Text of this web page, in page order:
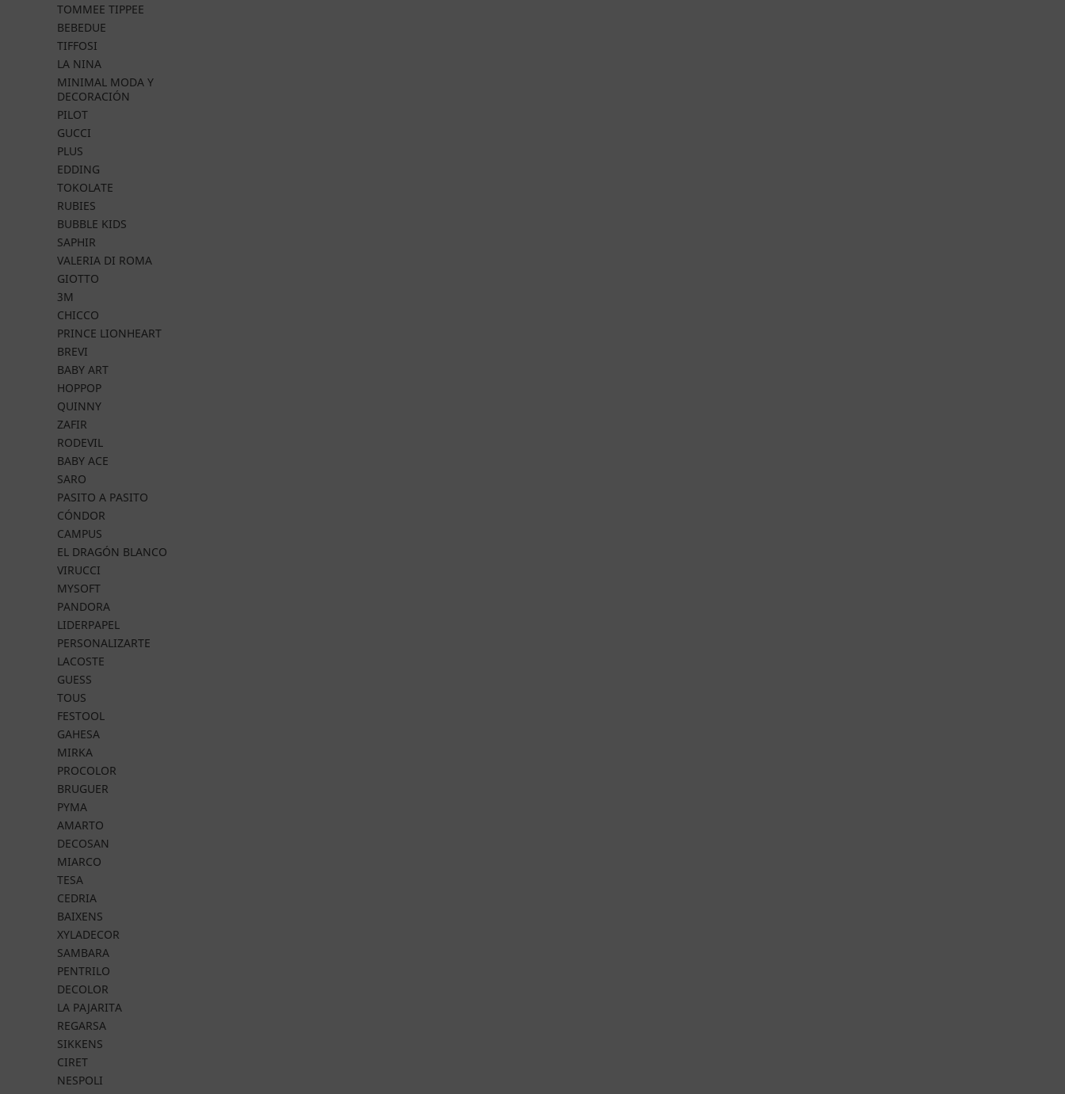
TOMMEE TIPPEE
BEBEDUE
TIFFOSI
LA NINA
MINIMAL MODA Y
DECORACIÓN
PILOT
GUCCI
PLUS
EDDING
TOKOLATE
RUBIES
BUBBLE KIDS
SAPHIR
VALERIA DI ROMA
GIOTTO
3M
CHICCO
PRINCE LIONHEART
BREVI
BABY ART
HOPPOP
QUINNY
ZAFIR
RODEVIL
BABY ACE
SARO
PASITO A PASITO
CÓNDOR
CAMPUS
EL DRAGÓN BLANCO
VIRUCCI
MYSOFT
PANDORA
LIDERPAPEL
PERSONALIZARTE
LACOSTE
GUESS
TOUS
FESTOOL
GAHESA
MIRKA
PROCOLOR
BRUGUER
PYMA
AMARTO
DECOSAN
MIARCO
TESA
CEDRIA
BAIXENS
XYLADECOR
SAMBARA
PENTRILO
DECOLOR
LA PAJARITA
REGARSA
SIKKENS
CIRET
NESPOLI